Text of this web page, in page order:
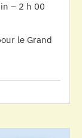
– 2 h 00
le Grand